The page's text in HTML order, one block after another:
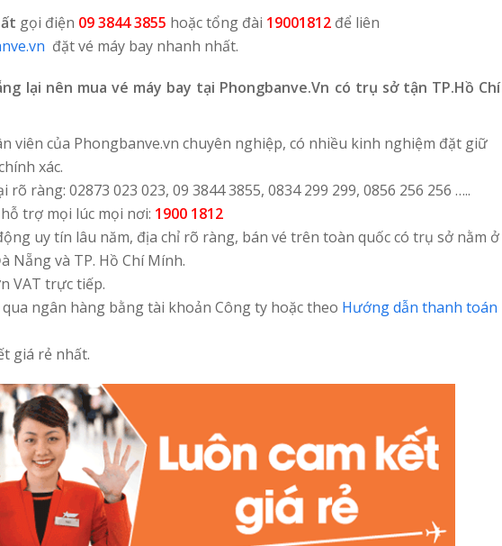
gọi điện 09 3844 3855 hoặc tổng đài 19001812 để liên
đặt vé máy bay nhanh nhất.
lại nên mua vé máy bay tại Phongbanve.Vn có trụ sở tận TP.Hồ Chí
viên của Phongbanve.vn chuyên nghiệp, có nhiều kinh nghiệm đặt giữ
xác.
rõ ràng: 02873 023 023, 09 3844 3855, 0834 299 299, 0856 256 256 …..
trợ mọi lúc mọi nơi: 1900 1812
uy tín lâu năm, địa chỉ rõ ràng, bán vé trên toàn quốc có trụ sở nằm ở
Nẵng và TP. Hồ Chí Mính.
VAT trực tiếp.
ngân hàng bằng tài khoản Công ty hoặc theo Hướng dẫn thanh toán
giá rẻ nhất.